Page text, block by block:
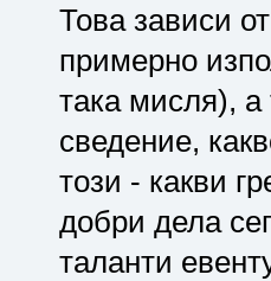
Това зависи
примерно
така мисля), а
сведение,
този - какви
добри дела
таланти